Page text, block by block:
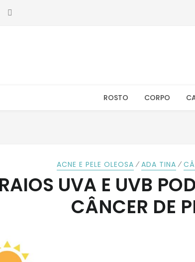
ROSTO CORPO
ACNE E PELE OLEOSA ⁄ ADA TINA ⁄
RAIOS UVA E UVB
CÂNCER DE